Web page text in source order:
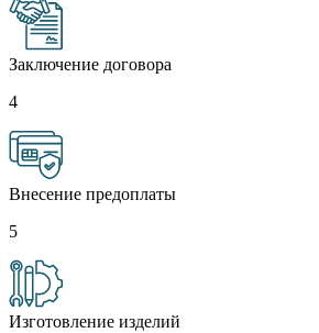
Заключение договора
4
Внесение предоплаты
5
Изготовление изделий